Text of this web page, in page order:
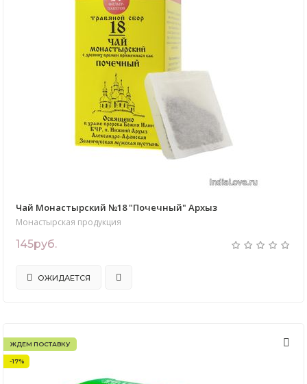
Чай Монастырский №18 "Почечный" Архыз
Монастырская продукция
145руб.
ОЖИДАЕТСЯ
ЖДЕМ ПОСТАВКУ
-17%